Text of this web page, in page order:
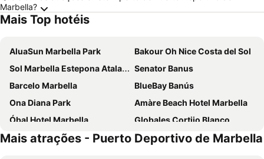
Marbella?
Mais Top hotéis
AluaSun Marbella Park
Bakour Oh Nice Costa del Sol
Sol Marbella Estepona Atalaya Park
Senator Banus
Barcelo Marbella
BlueBay Banús
Ona Diana Park
Amàre Beach Hotel Marbella
Óbal Hotel Marbella
Globales Cortijo Blanco
NH Collection Marbella
Hotel Monarque El Rodeo
Mais atrações - Puerto Deportivo de Marbella